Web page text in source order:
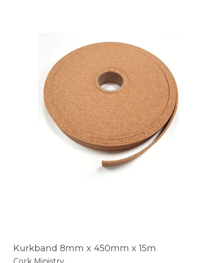
Kurkband 8mm x 450mm x 15m